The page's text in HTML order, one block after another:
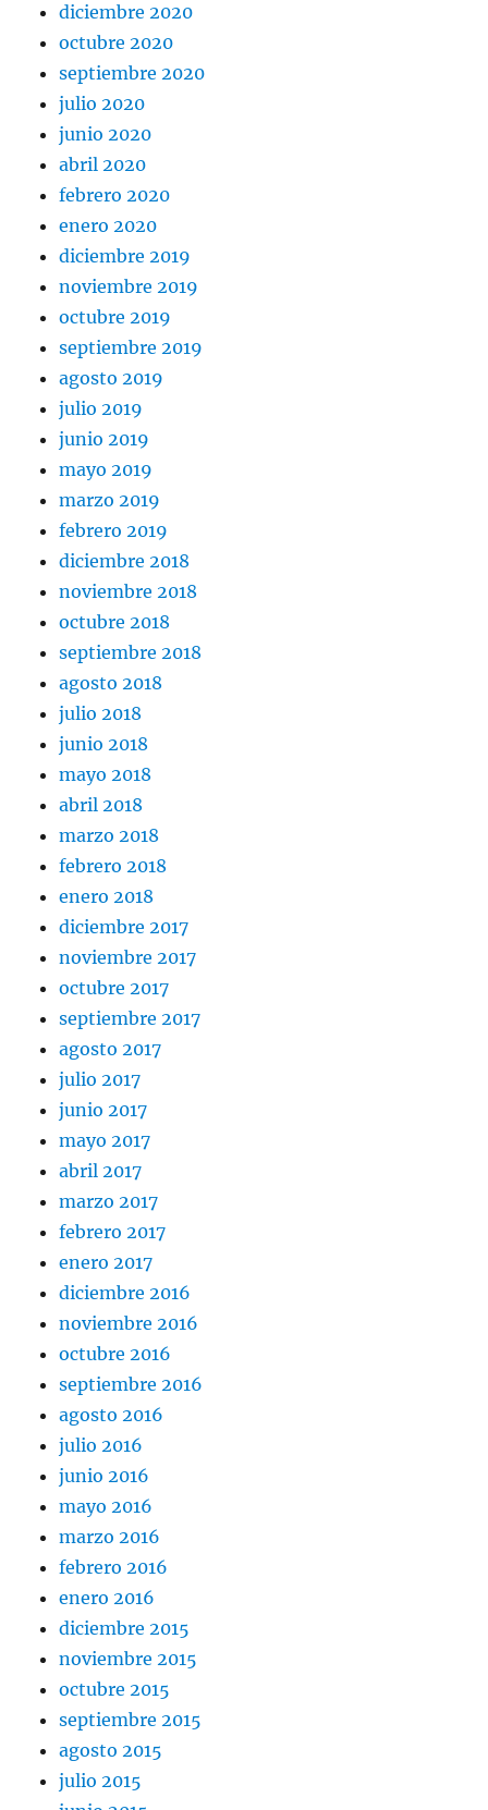
diciembre 2020
octubre 2020
septiembre 2020
julio 2020
junio 2020
abril 2020
febrero 2020
enero 2020
diciembre 2019
noviembre 2019
octubre 2019
septiembre 2019
agosto 2019
julio 2019
junio 2019
mayo 2019
marzo 2019
febrero 2019
diciembre 2018
noviembre 2018
octubre 2018
septiembre 2018
agosto 2018
julio 2018
junio 2018
mayo 2018
abril 2018
marzo 2018
febrero 2018
enero 2018
diciembre 2017
noviembre 2017
octubre 2017
septiembre 2017
agosto 2017
julio 2017
junio 2017
mayo 2017
abril 2017
marzo 2017
febrero 2017
enero 2017
diciembre 2016
noviembre 2016
octubre 2016
septiembre 2016
agosto 2016
julio 2016
junio 2016
mayo 2016
marzo 2016
febrero 2016
enero 2016
diciembre 2015
noviembre 2015
octubre 2015
septiembre 2015
agosto 2015
julio 2015